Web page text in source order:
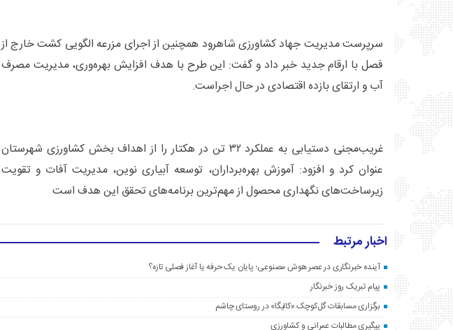
سرپرست مدیریت جهاد کشاورزی شاهرود همچنین از اجرای مزرعه الگویی کشت خارج از
فصل با ارقام جدید خبر داد و گفت: این طرح با هدف افزایش بهره‌وری، مدیریت مصرف
آب و ارتقای بازده اقتصادی در حال اجراست.
غریب‌مجنی دستیابی به عملکرد ۳۲ تن در هکتار را از اهداف بخش کشاورزی شهرستان
عنوان کرد و افزود: آموزش بهره‌برداران، توسعه آبیاری نوین، مدیریت آفات و تقویت
زیرساخت‌های نگهداری محصول از مهم‌ترین برنامه‌های تحقق این هدف است
اخبار مرتبط
آینده خبرنگاری در عصر هوش مصنوعی؛ پایان یک حرفه یا آغاز فصلی تازه؟
پیام تبریک روز خبرنگار
برگزاری مسابقات گل‌کوچک «کالیگا» در روستای چاشم
پیگیری مطالبات عمرانی و کشاورزی